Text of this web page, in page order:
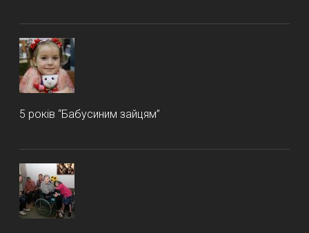
5 років “Бабусиним зайцям”